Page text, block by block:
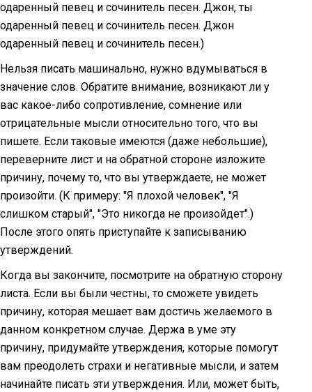
одаренный певец и сочинитель песен. Джон, ты
одаренный певец и сочинитель песен. Джон
одаренный певец и сочинитель песен.)
Нельзя писать машинально, нужно вдумываться в
значение слов. Обратите внимание, возникают ли у
вас какое-либо сопротивление, сомнение или
отрицательные мысли относительно того, что вы
пишете. Если таковые имеются (даже небольшие),
переверните лист и на обратной стороне изложите
причину, почему то, что вы утверждаете, не может
произойти. (К примеру: "Я плохой человек", "Я
слишком старый", "Это никогда не произойдет".)
После этого опять приступайте к записыванию
утверждений.
Когда вы закончите, посмотрите на обратную сторону
листа. Если вы были честны, то сможете увидеть
причину, которая мешает вам достичь желаемого в
данном конкретном случае. Держа в уме эту
причину, придумайте утверждения, которые помогут
вам преодолеть страхи и негативные мысли, и затем
начинайте писать эти утверждения. Или, может быть,